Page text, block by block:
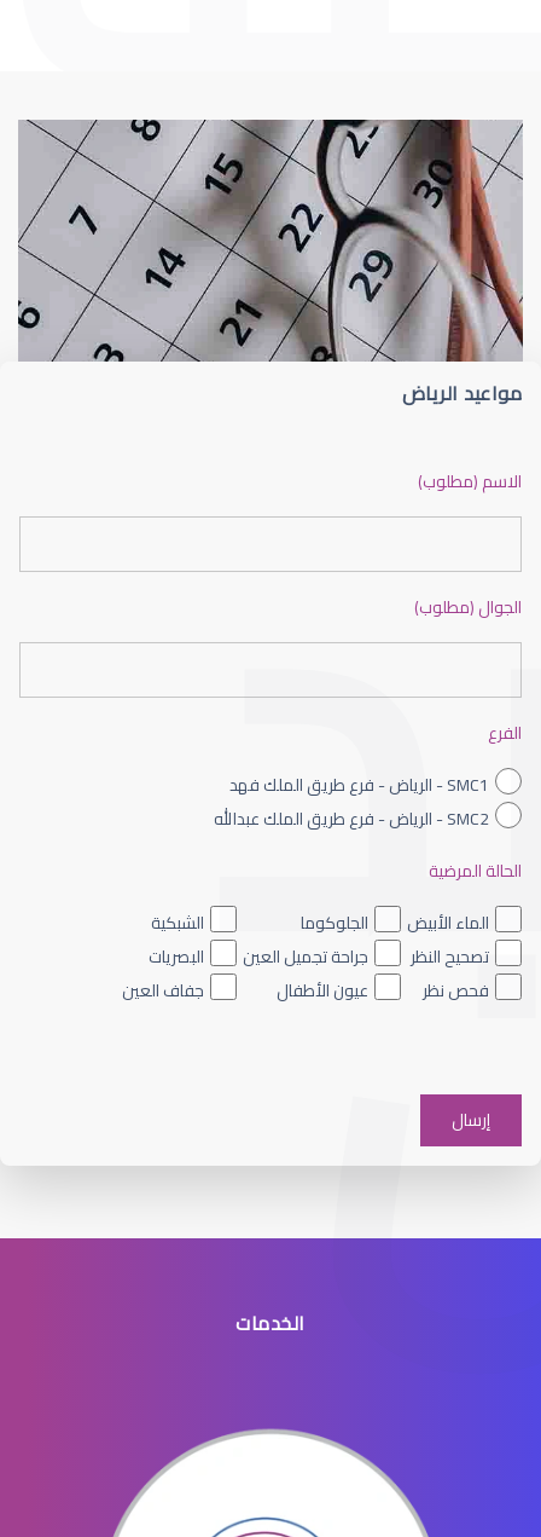
اعتلال الشبكية السكري الشبكية
الشبكية في العين
الشبكية الصباغي
انفصال الشبكية في العين
مواعيد الرياض
الاسم (مطلوب)
الجوال (مطلوب)
الفرع
SMC1 - الرياض - فرع طريق الملك فهد
SMC2 - الرياض - فرع طريق الملك عبدالله
الحالة المرضية
الماء الأبيض
الجلوكوما
الشبكية
تصحيح النظر
جراحة تجميل العين
البصريات
فحص نظر
عيون الأطفال جفاف العين
الخدمات